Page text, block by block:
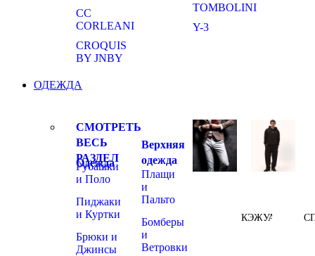
CC
CORLEANI
CROQUIS
BY JNBY
TOMBOLINI
Y-3
ОДЕЖДА
СМОТРЕТЬ
ВЕСЬ
РАЗДЕЛ
Одежда
Рубашки
и Поло
Пиджаки
и Куртки
Брюки и
Джинсы
Верхняя
одежда
Плащи
и
Пальто
Бомберы
и
Ветровки
КЭЖУАЛ